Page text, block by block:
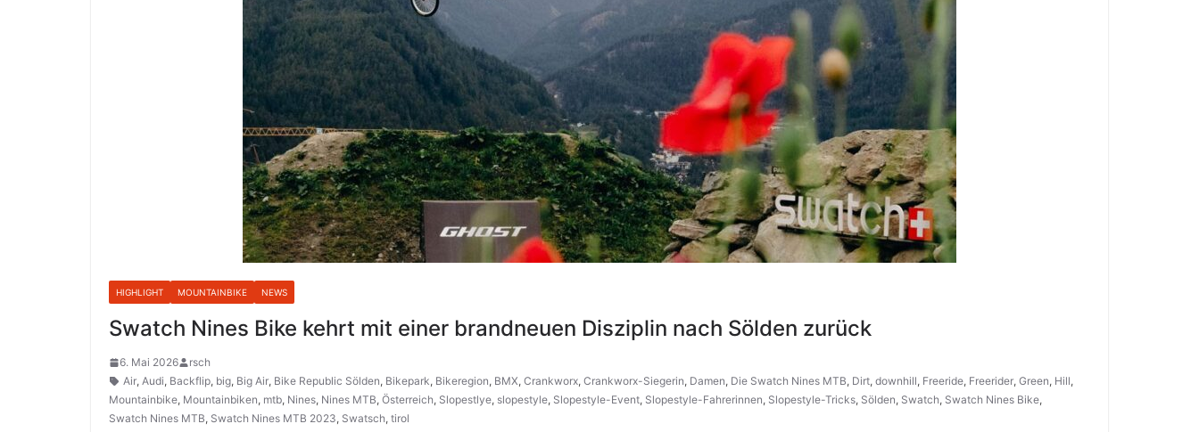
HIGHLIGHT MOUNTAINBIKE NEWS
Swatch Nines Bike kehrt mit einer brandneuen Disziplin nach Sölden zurück
6. Mai 2026
rsch
Air, Audi, Backflip, big, Big Air, Bike Republic Sölden, Bikepark, Bikeregion, BMX, Crankworx, Crankworx-Siegerin, Damen, Die Swatch Nines MTB, Dirt, downhill, Freeride, Freerider, Green, Hill,
Mountainbike, Mountainbiken, mtb, Nines, Nines MTB, Österreich, Slopestlye, slopestyle, Slopestyle-Event, Slopestyle-Fahrerinnen, Slopestyle-Tricks, Sölden, Swatch, Swatch Nines Bike,
Swatch Nines MTB, Swatch Nines MTB 2023, Swatsch, tirol